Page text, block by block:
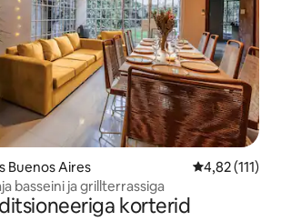
Buenos Aires Keskmine
4,82 (111)
basseini ja grillterrassiga
korterid